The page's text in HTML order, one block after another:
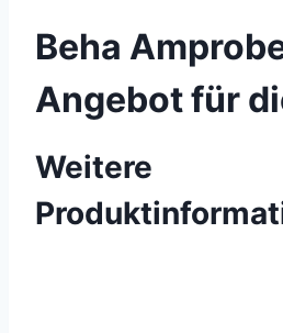
Beha
Angebot für
Weitere